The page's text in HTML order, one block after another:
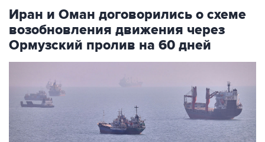
Иран и Оман договорились о схеме
возобновления движения через
Ормузский пролив на 60 дней